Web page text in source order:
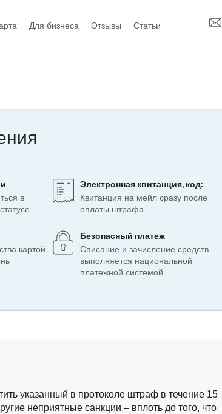
Для бизнеса Отзывы Статьи
в
Электронная квитанция, код:
Квитанция на мейл сразу после
оплаты штрафа
картой
Безопасный платеж
Списание и зачисление средств
выполняется национальной
платежной системой
указанный в протоколе штраф в течение 15
неприятные санкции – вплоть до того, что